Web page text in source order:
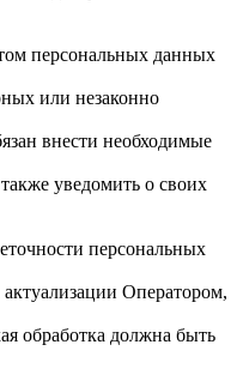
персональных данных
или незаконно
внести необходимые
уведомить о своих
персональных
Оператором,
обработка должна быть